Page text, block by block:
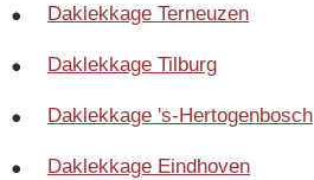
Daklekkage Terneuzen
Daklekkage Tilburg
Daklekkage 's-Hertogenbosch
Daklekkage Eindhoven